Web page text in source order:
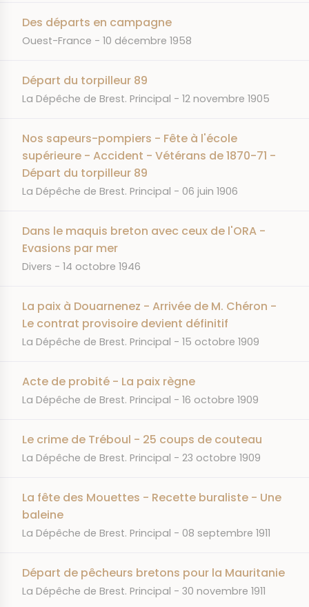
Des départs en campagne
JOURNAL
Ouest-France DATE
10 décembre 1958
Départ du torpilleur 89
JOURNAL
La Dépêche de Brest. Principal DATE
12 novembre 1905
Nos sapeurs-pompiers - Fête à l'école
supérieure - Accident - Vétérans de 1870-71 -
Départ du torpilleur 89
JOURNAL
La Dépêche de Brest. Principal DATE
06 juin 1906
Dans le maquis breton avec ceux de l'ORA -
Evasions par mer
JOURNAL
Divers DATE
14 octobre 1946
La paix à Douarnenez - Arrivée de M. Chéron -
Le contrat provisoire devient définitif
JOURNAL
La Dépêche de Brest. Principal DATE
15 octobre 1909
Acte de probité - La paix règne
JOURNAL
La Dépêche de Brest. Principal DATE
16 octobre 1909
Le crime de Tréboul - 25 coups de couteau
JOURNAL
La Dépêche de Brest. Principal DATE
23 octobre 1909
La fête des Mouettes - Recette buraliste - Une
baleine
JOURNAL
La Dépêche de Brest. Principal DATE
08 septembre 1911
Départ de pêcheurs bretons pour la Mauritanie
JOURNAL
La Dépêche de Brest. Principal DATE
30 novembre 1911